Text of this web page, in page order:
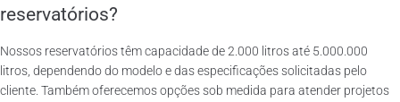
reservatórios?
Nossos reservatórios têm capacidade de 2.000 litros até 5.000.000
litros, dependendo do modelo e das especificações solicitadas pelo
cliente. Também oferecemos opções sob medida para atender projetos